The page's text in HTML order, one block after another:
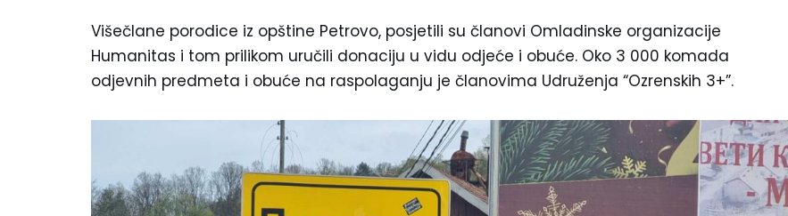
Višečlane porodice iz opštine Petrovo, posjetili su članovi Omladinske organizacije
Humanitas i tom prilikom uručili donaciju u vidu odjeće i obuće. Oko 3 000 komada
odjevnih predmeta i obuće na raspolaganju je članovima Udruženja “Ozrenskih 3+”.